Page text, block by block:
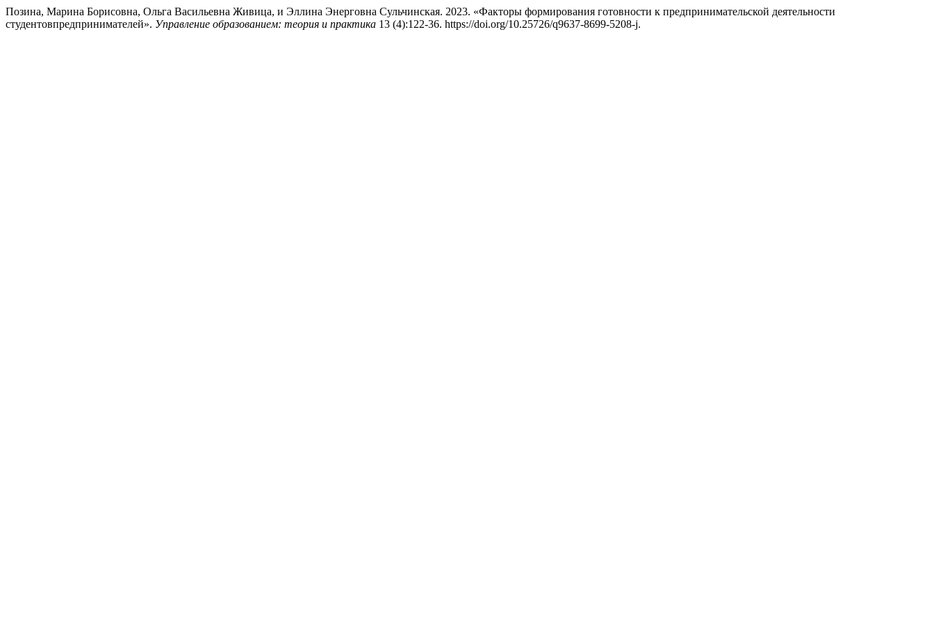
Позина, Марина Борисовна, Ольга Васильевна Живица, и Эллина Энерговна Сульчинская. 2023. «Факторы формирования готовности к предпринимательской деятельности
студентовпредпринимателей». Управление образованием: теория и практика 13 (4):122-36. https://doi.org/10.25726/q9637-8699-5208-j.